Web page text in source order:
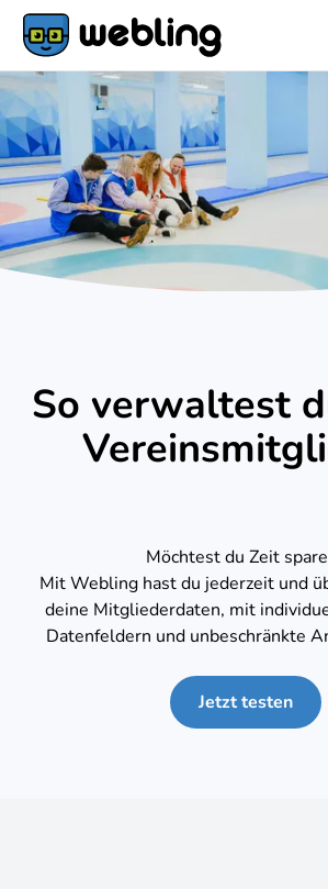
So verwaltest
Möchtest du Zeit
Mit Webling hast du jederzeit und
deine Mitgliederdaten, mit
Datenfeldern und unbeschränkte
Jetzt testen